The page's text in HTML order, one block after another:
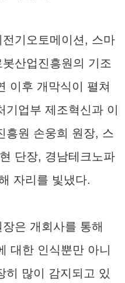
기오토메이션, 스마
산업진흥원의 기조
이후 개막식이 펼쳐
업부 제조혁신과 이
흥원 손웅희 원장, 스
단장, 경남테크노파
자리를 빛냈다.
은 개회사를 통해
대한 인식뿐만 아니
히 많이 감지되고 있